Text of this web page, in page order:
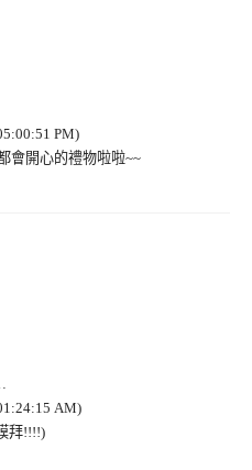
PM)
會開心的禮物啦啦~~
AM)
拜!!!!)